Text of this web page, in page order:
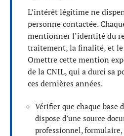
L’intérêt légitime ne
personne contactée.
mentionner l’identité du
traitement, la finalité, et
Omettre cette mention
de la CNIL, qui a durci sa
ces dernières années.
Vérifier que chaque base
dispose d’une source
professionnel,